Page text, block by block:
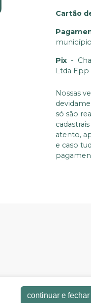
Cartão
Pix -
Ltda Epp
Nossas
só são
atento,
e caso
E REPRESENTACOES
Correlatos -
continuar e fechar